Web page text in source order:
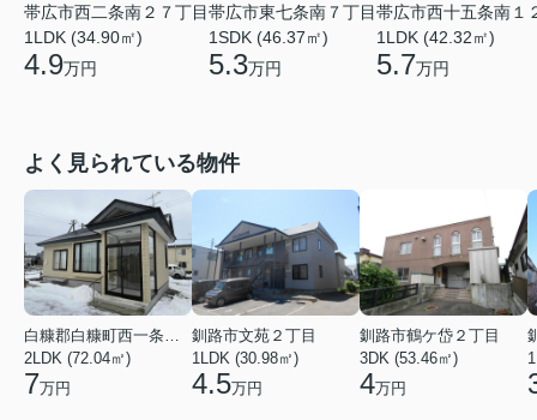
帯広市西二条南２７丁目
1LDK (34.90㎡)
4.9万円
帯広市東七条南７丁目
1SDK (46.37㎡)
5.3万円
帯広市西十五条南１
1LDK (42.32㎡)
5.7万円
よく見られている物件
白糠郡白糠町西一条南４丁目
2LDK (72.04㎡)
7万円
釧路市文苑２丁目
1LDK (30.98㎡)
4.5万円
釧路市鶴ケ岱２丁目
3DK (53.46㎡)
4万円